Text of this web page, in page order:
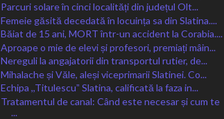
Parcuri solare în cinci localități din județul Olt...
Femeie găsită decedată în locuința sa din Slatina....
Băiat de 15 ani, MORT într-un accident la Corabia....
Aproape o mie de elevi și profesori, premiați mâin...
Nereguli la angajatorii din transportul rutier, de...
Mihalache și Văle, aleși viceprimarii Slatinei. Co...
Echipa ,,Titulescuˮ Slatina, calificată la faza in...
Tratamentul de canal: Când este necesar și cum te
...